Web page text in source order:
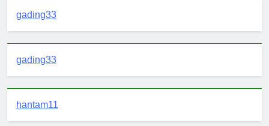
gading33
gading33
hantam11